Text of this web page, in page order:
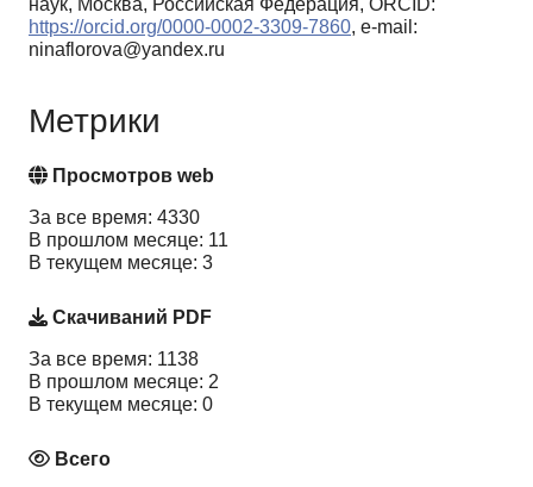
https://orcid.org/0000-0002-3309-7860, e-mail:
ninaflorova@yandex.ru
Метрики
Просмотров web
За все время: 4330
В прошлом месяце: 11
В текущем месяце: 3
Скачиваний PDF
За все время: 1138
В прошлом месяце: 2
В текущем месяце: 0
Всего